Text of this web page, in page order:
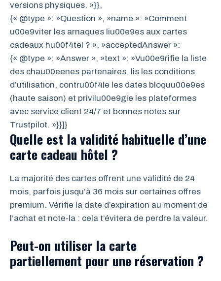
versions physiques. »}},
{« @type »: »Question », »name »: »Comment
u00e9viter les arnaques liu00e9es aux cartes
cadeaux hu00f4tel ? », »acceptedAnswer »:
{« @type »: »Answer », »text »: »Vu00e9rifie la liste
des chau00eenes partenaires, lis les conditions
d’utilisation, contru00f4le les dates bloquu00e9es
(haute saison) et privilu00e9gie les plateformes
avec service client 24/7 et bonnes notes sur
Trustpilot. »}}]}
Quelle est la validité habituelle d’une
carte cadeau hôtel ?
La majorité des cartes offrent une validité de 24
mois, parfois jusqu’à 36 mois sur certaines offres
premium. Vérifie la date d’expiration au moment de
l’achat et note-la : cela t’évitera de perdre la valeur.
Peut-on utiliser la carte
partiellement pour une réservation ?